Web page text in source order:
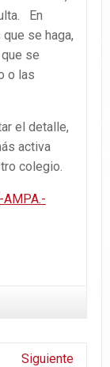
En
se haga,
se
o las
el detalle,
activa
colegio.
Siguiente